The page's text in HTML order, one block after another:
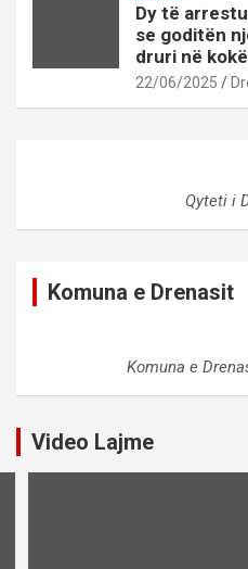
Dy të
se goditën
druri në kokë
22/06/2025
Qyteti i
Komuna e Drenasit
Komuna e
Video Lajme